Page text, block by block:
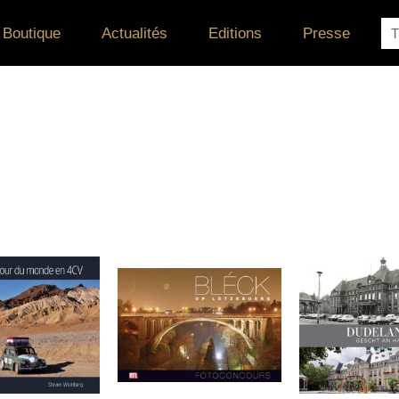
Boutique Actualités Editions Presse